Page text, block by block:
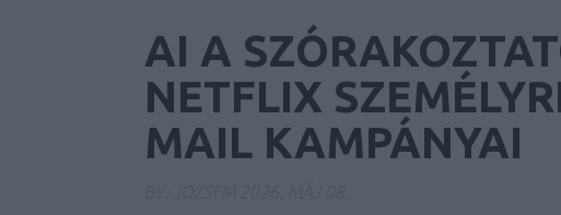
AI A
NETFLIX
MAIL KAMPÁNYAI